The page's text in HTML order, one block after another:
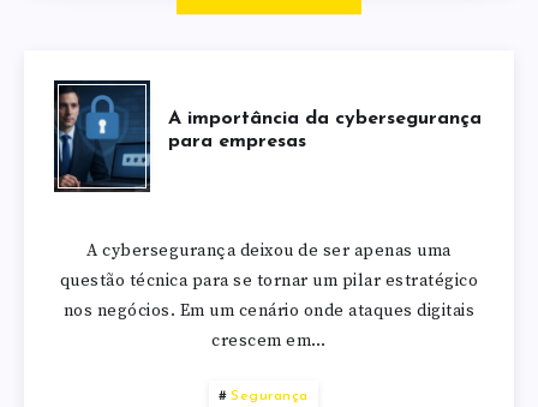
A importância da cybersegurança
para empresas
A cybersegurança deixou de ser apenas uma
questão técnica para se tornar um pilar estratégico
nos negócios. Em um cenário onde ataques digitais
crescem em…
Segurança